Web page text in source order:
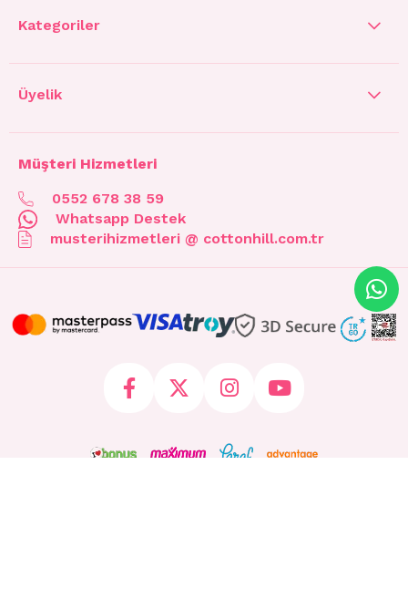
Kategoriler
Üyelik
Müşteri Hizmetleri
0552 678 38 59
Whatsapp Destek
musterihizmetleri @ cottonhill.com.tr